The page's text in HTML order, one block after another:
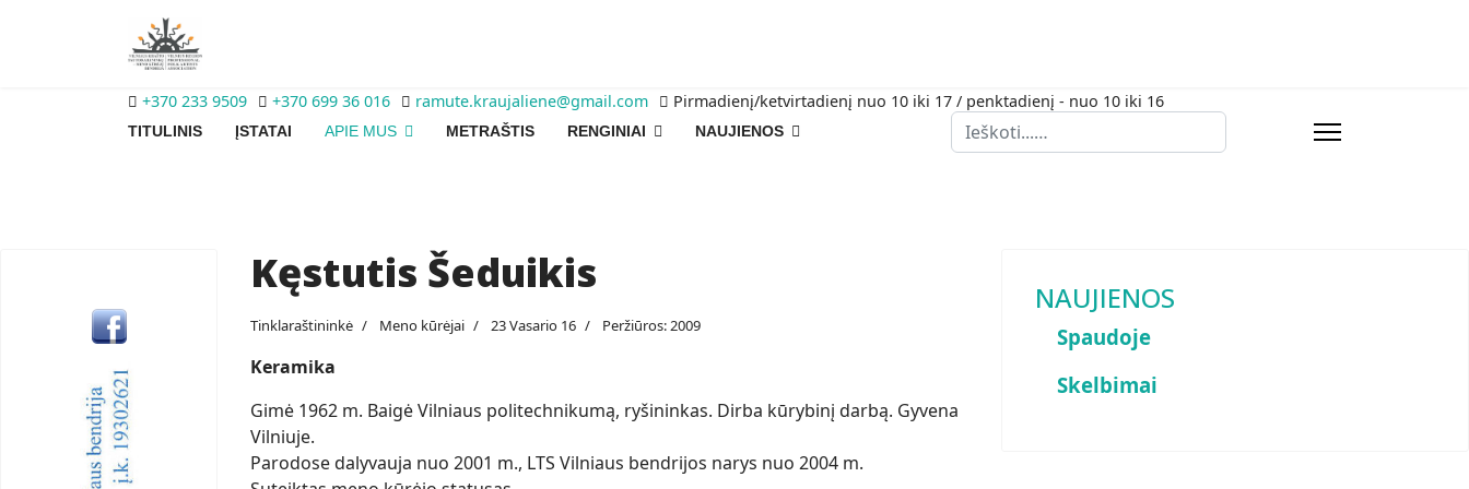
TITULINIS ĮSTATAI APIE MUS METRAŠTIS RENGINIAI NAUJIENOS Paieška
+370 233 9509 +370 699 36 016 ramute.kraujaliene@gmail.com Pirmadienį/ketvirtadienį nuo 10 iki 17 / penktadienį - nuo 10 iki 16
Kęstutis Šeduikis
Tinklaraštininkė Meno kūrėjai 23 Vasario 16 Peržiūros: 2009
Keramika
Gimė 1962 m. Baigė Vilniaus politechnikumą, ryšininkas. Dirba kūrybinį darbą. Gyvena
Vilniuje.
Parodose dalyvauja nuo 2001 m., LTS Vilniaus bendrijos narys nuo 2004 m.
NAUJIENOS
Spaudoje
Skelbimai